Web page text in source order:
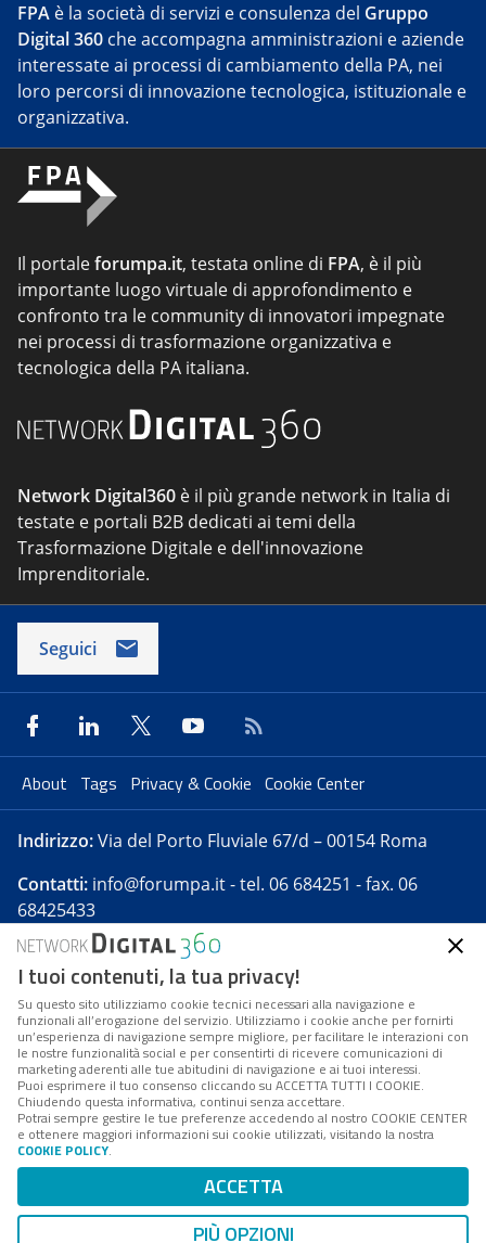
FPA è la società di servizi e consulenza del Gruppo
Digital 360 che accompagna amministrazioni e aziende
interessate ai processi di cambiamento della PA, nei
loro percorsi di innovazione tecnologica, istituzionale e
organizzativa.
Il portaleforumpa.it, testata online di FPA, è il più
importante luogo virtuale di approfondimento e
confronto tra le community di innovatori impegnate
nei processi di trasformazione organizzativa e
tecnologica della PA italiana.
Network Digital360 è il più grande network in Italia di
testate e portali B2B dedicati ai temi della
Trasformazione Digitale e dell'innovazione
Imprenditoriale.
Seguici
About Tags Privacy & Cookie Cookie Center
Indirizzo:Via del Porto Fluviale 67/d – 00154 Roma
Contatti: info@forumpa.it- tel. 06 684251 - fax. 06
68425433
Forumpa.itè una pubblicazione telematica iscritta
presso Registro della stampa del Tribunale di Roma -
Reg. n. 182 del 2 maggio 2008 - Direttore resp. Michela
Stentella
FPA s.r.l. è società soggetta a Direzione e
Coordinamento da parte di Digital360 S.p.A. - FPA s.r.l.
è un'azienda certificata per il sistema di management
Codice Fiscale/Partita IVA n. 10693191008 - R.E.A. Roma
n. 1249791. ISP AWS
Mappa del sito
I tuoi contenuti, la tua privacy!
Su questo sito utilizziamo cookie tecnici necessari alla navigazione e
funzionali all’erogazione del servizio. Utilizziamo i cookie anche per fornirti
un’esperienza di navigazione sempre migliore, per facilitare le interazioni con
le nostre funzionalità social e per consentirti di ricevere comunicazioni di
marketing aderenti alle tue abitudini di navigazione e ai tuoi interessi.
Puoi esprimere il tuo consenso cliccando su ACCETTA TUTTI I COOKIE.
Chiudendo questa informativa, continui senza accettare.
Potrai sempre gestire le tue preferenze accedendo al nostro COOKIE CENTER
e ottenere maggiori informazioni sui cookie utilizzati, visitando la nostra
COOKIE POLICY.
ACCETTA
PIÙ OPZIONI